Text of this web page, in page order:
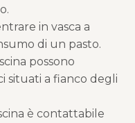
in vasca a
di un pasto.
possono
situati a fianco degli
è contattabile